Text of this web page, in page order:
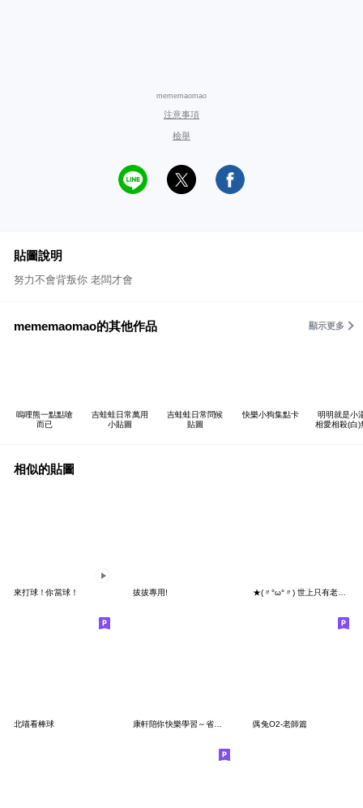
mememaomao
注意事項
檢舉
貼圖說明
努力不會背叛你 老闆才會
mememaomao的其他作品 顯示更多
嗚哩熊一點點嗆
而已
吉蛙蛙日常萬用
小貼圖
吉蛙蛙日常問候
貼圖
快樂小狗集點卡
明明就是小
相愛相殺(白)
相似的貼圖
來打球！你當球！ 拔拔專用! ★(〃°ω°〃) 世上只有老婆好★
北喵看棒球 偶兔O2-老師篇